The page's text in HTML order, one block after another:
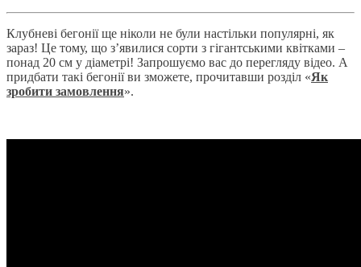
Клубневі бегонії ще ніколи не були настільки популярні, як
зараз! Це тому, що з’явилися сорти з гігантськими квітками –
понад 20 см у діаметрі! Запрошуємо вас до перегляду відео. А
придбати такі бегонії ви зможете, прочитавши розділ «Як
зробити замовлення».